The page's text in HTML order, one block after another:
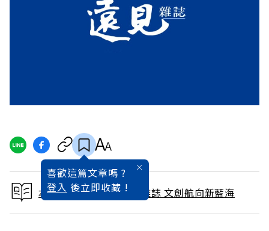
喜歡這篇文章嗎 ?
登入 後立即收藏 !
本文出自 2009 / 8月號雜誌 文創航向新藍海